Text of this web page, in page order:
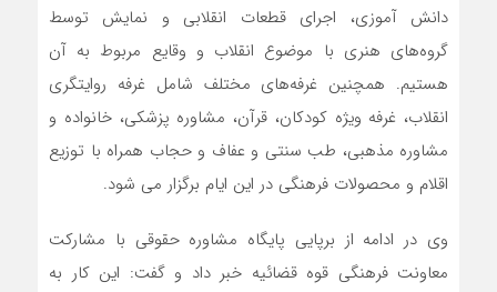
دانش آموزی، اجرای قطعات انقلابی و نمایش توسط
گروه‌های هنری با موضوع انقلاب و وقایع مربوط به آن
هستیم. همچنین غرفه‌های مختلف شامل غرفه روایتگری
انقلاب، غرفه ویژه کودکان، قرآن، مشاوره پزشکی، خانواده و
مشاوره مذهبی، طب سنتی و عفاف و حجاب همراه با توزیع
اقلام و محصولات فرهنگی در این ایام برگزار می شود.
وی در ادامه از برپایی پایگاه مشاوره حقوقی با مشارکت
معاونت فرهنگی قوه قضائیه خبر داد و گفت: این کار به